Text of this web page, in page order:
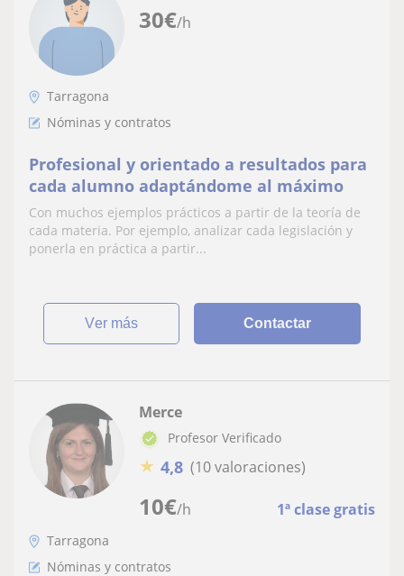
30€/h
Tarragona
Nóminas y contratos
Profesional y orientado a resultados para
cada alumno adaptándome al máximo
Con muchos ejemplos prácticos a partir de la teoría de
cada materia. Por ejemplo, analizar cada legislación y
ponerla en práctica a partir...
ver más Contactar
10€/h 1ª clase gratis
Merce
Profesor Verificado
★ 4,8 (10 valoraciones)
Tarragona
Nóminas y contratos